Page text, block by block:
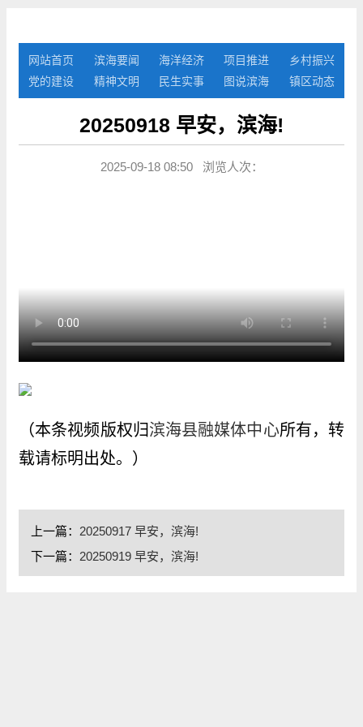
网站首页 滨海要闻 海洋经济 项目推进
乡村振兴
党的建设
精神文明 民生实事 图说滨海 镇区动态
20250918 早安，滨海!
2025-09-18 08:50 浏览人次：
（本条视频版权归滨海县融媒体中心所有，转
载请标明出处。）
上一篇： 20250917 早安，滨海!
下一篇： 20250919 早安，滨海!